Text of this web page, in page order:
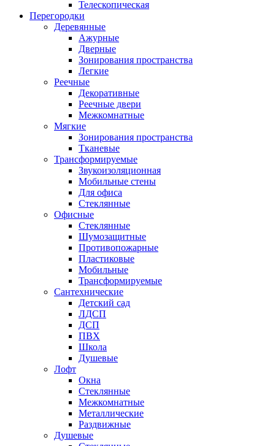
Телескопическая
Перегородки
Деревянные
Ажурные
Дверные
Зонирования пространства
Легкие
Реечные
Декоративные
Реечные двери
Межкомнатные
Мягкие
Зонирования пространства
Тканевые
Трансформируемые
Звукоизоляционная
Мобильные стены
Для офиса
Стеклянные
Офисные
Стеклянные
Шумозащитные
Противопожарные
Пластиковые
Мобильные
Трансформируемые
Сантехнические
Детский сад
ЛДСП
ДСП
ПВХ
Школа
Душевые
Лофт
Окна
Стеклянные
Межкомнатные
Металлические
Раздвижные
Душевые